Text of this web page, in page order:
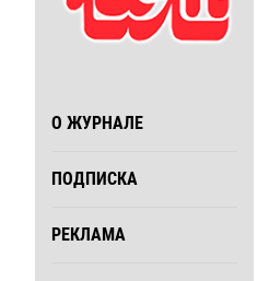
О ЖУРНАЛЕ
ПОДПИСКА
РЕКЛАМА